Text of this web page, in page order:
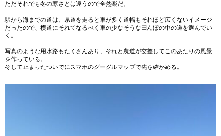
ただそれでも冬の寒さとは違うので全然楽だ。
駅から海までの道は、県道を走ると車が多く道幅もそれほど広くないイメージ
だったので、横道にそれてなるべく車の少なそうな田んぼの中の道を選んでい
く。
写真のような用水路もたくさんあり、それと農道が交差してこのあたりの風景
を作っている。
そして止まったついでにスマホのグーグルマップで先を確かめる。